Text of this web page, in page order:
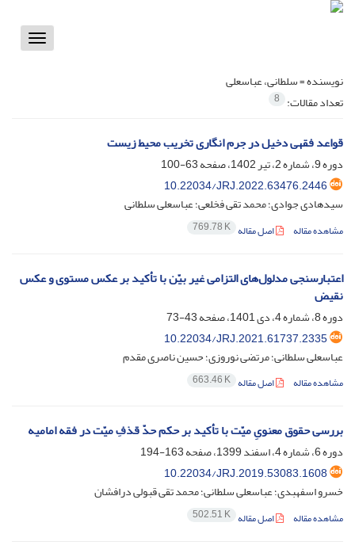
Toggle
نویسنده =سلطانی، عباسعلی
تعداد مقالات: 8
قواعد فقهی دخیل در جرم انگاری تخریب محیط زیست
دوره 9، شماره 2، تیر 1402، صفحه
63-100
10.22034/JRJ.2022.63476.2446
سیدهادی جوادی؛ محمد تقی فخلعی؛ عباسعلی سلطانی
مشاهده مقاله اصل مقاله 769.78 K
اعتبارسنجی مدلول‌های التزامی غیر بیّن با تأکید بر عکس مستوی و عکس
نقیض
دوره 8، شماره 4، دی 1401، صفحه
43-73
10.22034/JRJ.2021.61737.2335
عباسعلی سلطانی؛ مرتضی نوروزی؛ حسین ناصری مقدم
مشاهده مقاله اصل مقاله 663.46 K
بررسی حقوق معنویِ میّت با تأکید بر حکم حدّ قذفِ میّت در فقه امامیه
دوره 6، شماره 4، اسفند 1399، صفحه
163-194
10.22034/JRJ.2019.53083.1608
خسرو اسفهبدی؛ عباسعلی سلطانی؛ محمد تقی قبولی درافشان
مشاهده مقاله اصل مقاله 502.51 K